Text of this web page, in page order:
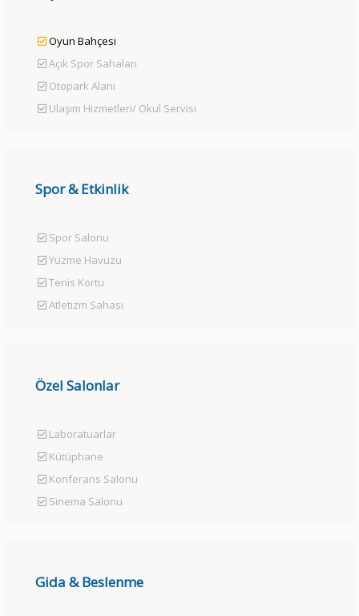
Oyun Bahçesi
Açık Spor Sahaları
Otopark Alanı
Ulaşım Hizmetleri/ Okul Servisi
Spor & Etkinlik
Spor Salonu
Yüzme Havuzu
Tenis Kortu
Atletizm Sahası
Özel Salonlar
Laboratuarlar
Kütüphane
Konferans Salonu
Sinema Salonu
Gida & Beslenme